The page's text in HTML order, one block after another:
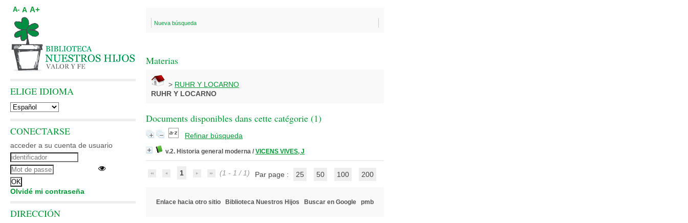
Nueva búsqueda
Materias
> RUHR Y LOCARNO
RUHR Y LOCARNO
Documents disponibles dans cette catégorie (1)
Refinar búsqueda
v.2. Historia general moderna / VICENS VIVES, J
1 (1 - 1 / 1) Par page : 25 50 100 200
Enlace hacia otro sitio Biblioteca Nuestros Hijos Buscar en Google pmb
A- A A+
ELIGE IDIOMA
CONECTARSE
acceder a su cuenta de usuario
Olvidé mi contraseña
DIRECCIÓN